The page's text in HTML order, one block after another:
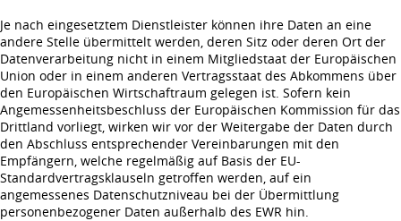
Je nach eingesetztem Dienstleister können ihre Daten an eine
andere Stelle übermittelt werden, deren Sitz oder deren Ort der
Datenverarbeitung nicht in einem Mitgliedstaat der Europäischen
Union oder in einem anderen Vertragsstaat des Abkommens über
den Europäischen Wirtschaftraum gelegen ist. Sofern kein
Angemessenheitsbeschluss der Europäischen Kommission für das
Drittland vorliegt, wirken wir vor der Weitergabe der Daten durch
den Abschluss entsprechender Vereinbarungen mit den
Empfängern, welche regelmäßig auf Basis der EU-
Standardvertragsklauseln getroffen werden, auf ein
angemessenes Datenschutzniveau bei der Übermittlung
personenbezogener Daten außerhalb des EWR hin.